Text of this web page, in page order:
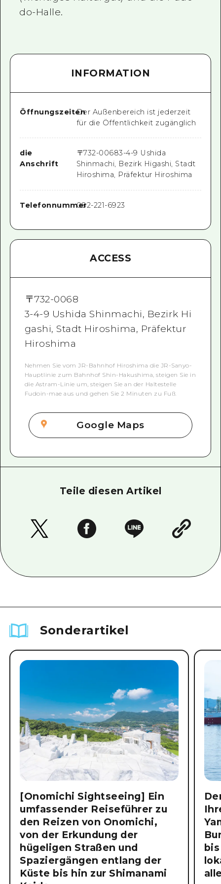
do-Halle.
INFORMATION
ÖffnungszeitenDer Außenbereich ist jederzeit
für die Öffentlichkeit zugänglich
die
Anschrift
〒732-00683-4-9 Ushida
Shinmachi, Bezirk Higashi, Stadt
Hiroshima, Präfektur Hiroshima
Telefonnummer082-221-6923
ACCESS
〒732-0068
3-4-9 Ushida Shinmachi, Bezirk Hi
gashi, Stadt Hiroshima, Präfektur
Hiroshima
Nehmen Sie vom JR-Bahnhof Hiroshima die JR-Sanyo-
Hauptlinie zum Bahnhof Shin-Hakushima, steigen Sie in
die Astram-Linie um, steigen Sie an der Haltestelle
Fudoin-mae aus und gehen Sie 2 Minuten zu Fuß.
Google Maps
Teile diesen Artikel
Sonderartikel
[Onomichi Sightseeing] Ein
umfassender Reiseführer zu
den Reizen von Onomichi,
von der Erkundung der
hügeligen Straßen und
Spaziergängen entlang der
Küste bis hin zur Shimanami